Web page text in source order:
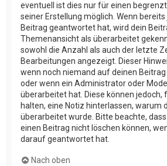
eventuell ist dies nur für einen
seiner Erstellung möglich. Wenn
Beitrag geantwortet hat, wird dein
Themenansicht als überarbeitet
sowohl die Anzahl als auch der letzte
Bearbeitungen angezeigt. Dieser
wenn noch niemand auf deinen
oder wenn ein Administrator oder
überarbeitet hat. Diese können jedoch,
halten, eine Notiz hinterlassen, warum
überarbeitet wurde. Bitte beachte,
einen Beitrag nicht löschen können,
darauf geantwortet hat.
Nach oben